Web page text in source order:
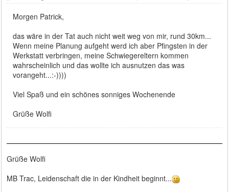
Morgen Patrick,
das wäre in der Tat auch nicht weit weg von mir, rund 30km...
Wenn meine Planung aufgeht werd ich aber Pfingsten in der
Werkstatt verbringen, meine Schwiegereltern kommen
wahrscheinlich und das wollte ich ausnutzen das was
vorangeht...:-))))
Viel Spaß und ein schönes sonniges Wochenende
Grüße Wolfi
Grüße Wolfi
MB Trac, Leidenschaft die in der Kindheit beginnt...